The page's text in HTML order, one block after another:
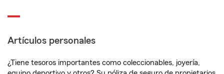
Artículos personales
¿Tiene tesoros importantes como coleccionables, joyería,